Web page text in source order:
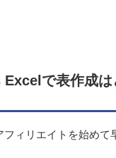
で表作成は
フィリエイトを始めて